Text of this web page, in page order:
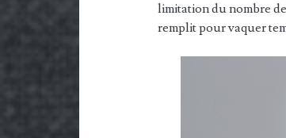
limitation du nombre
remplit pour vaquer